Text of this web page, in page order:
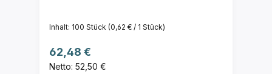
Inhalt: 100 Stück (0,62 € / 1 Stück)
Regulärer Preis:
62,48 €
Netto: 52,50 €